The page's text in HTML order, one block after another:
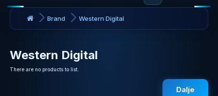
Brand Western Digital
Western Digital
There are no products to list.
Dalje